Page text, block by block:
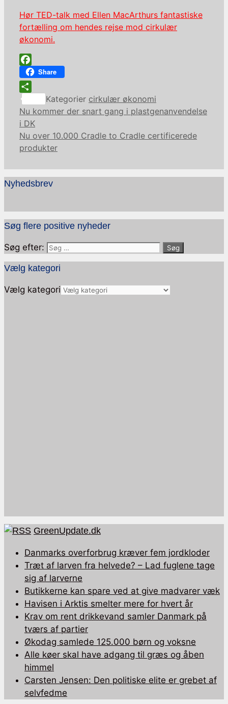
Hør TED-talk med Ellen MacArthurs fantastiske
fortælling om hendes rejse mod cirkulær
økonomi.
Facebook
Share
Share
Kategorier cirkulær økonomi
Nu kommer der snart gang i plastgenanvendelse
i DK
Nu over 10.000 Cradle to Cradle certificerede
produkter
Nyhedsbrev
Søg flere positive nyheder
Søg efter:
Vælg kategori
Vælg kategori
GreenUpdate.dk
Danmarks overforbrug kræver fem jordkloder
Træt af larven fra helvede? – Lad fuglene tage
sig af larverne
Butikkerne kan spare ved at give madvarer væk
Havisen i Arktis smelter mere for hvert år
Krav om rent drikkevand samler Danmark på
tværs af partier
Økodag samlede 125.000 børn og voksne
Alle køer skal have adgang til græs og åben
himmel
Carsten Jensen: Den politiske elite er grebet af
selvfedme